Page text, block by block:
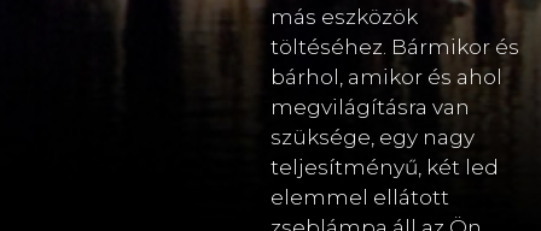
más eszközök
töltéséhez. Bármikor és
bárhol, amikor és ahol
megvilágításra van
szüksége, egy nagy
teljesítményű, két led
elemmel ellátott